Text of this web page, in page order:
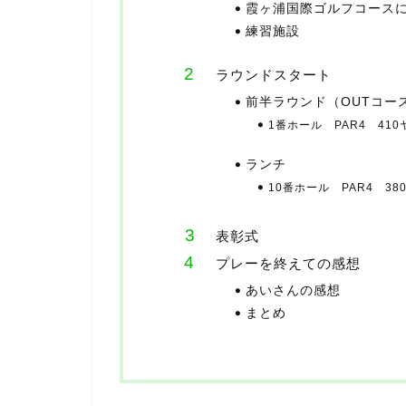
霞ヶ浦国際ゴルフコース
練習施設
ラウンドスタート
前半ラウンド（OUTコー
1番ホール PAR4 410
ランチ
10番ホール PAR4 380
表彰式
プレーを終えての感想
あいさんの感想
まとめ